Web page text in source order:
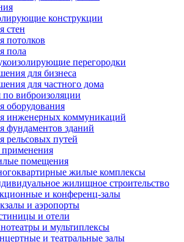
конструкции
стен
потолков
пола
перегородки
для бизнеса
для частного дома
виброизоляции
оборудования
инженерных коммуникаций
фундаментов зданий
рельсовых путей
помещения
жилые комплексы
жилищное строительство
и конференц-залы
и аэропорты
и отели
и мультиплексы
и театральные залы